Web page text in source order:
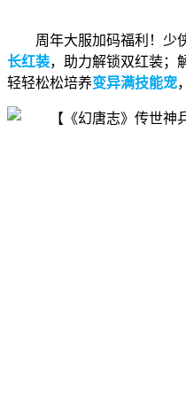
周年大服加码福利！少
长红装，助力解锁双红装；
轻轻松松培养变异满技能宠